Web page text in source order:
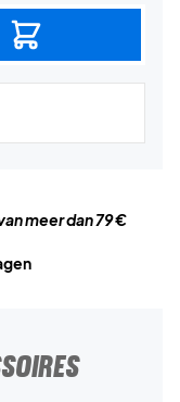
meer dan 79 €